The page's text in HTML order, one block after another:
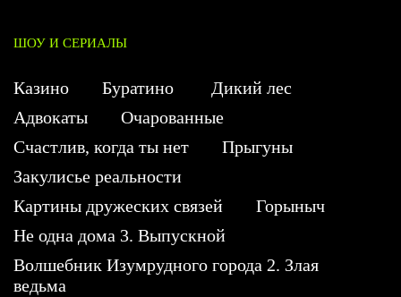
ШОУ И СЕРИАЛЫ
Казино Буратино
Дикий лес
Адвокаты
Очарованные
Счастлив, когда ты нет
Прыгуны
Закулисье реальности
Картины дружеских связей
Горыныч
Не одна дома 3. Выпускной
Волшебник Изумрудного города 2. Злая
ведьма